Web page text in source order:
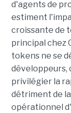
d'agents de
estiment
croissante de
principal chez
tokens ne se
développeurs,
privilégier la
détriment de
opérationnel